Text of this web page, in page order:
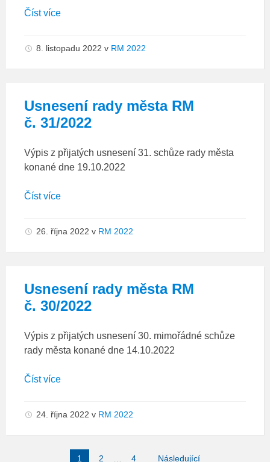
Číst více
8. listopadu 2022 v RM 2022
Usnesení rady města RM
č. 31/2022
Výpis z přijatých usnesení 31. schůze rady města
konané dne 19.10.2022
Číst více
26. října 2022 v RM 2022
Usnesení rady města RM
č. 30/2022
Výpis z přijatých usnesení 30. mimořádné schůze
rady města konané dne 14.10.2022
Číst více
24. října 2022 v RM 2022
Stránkování1 2 4 Následující